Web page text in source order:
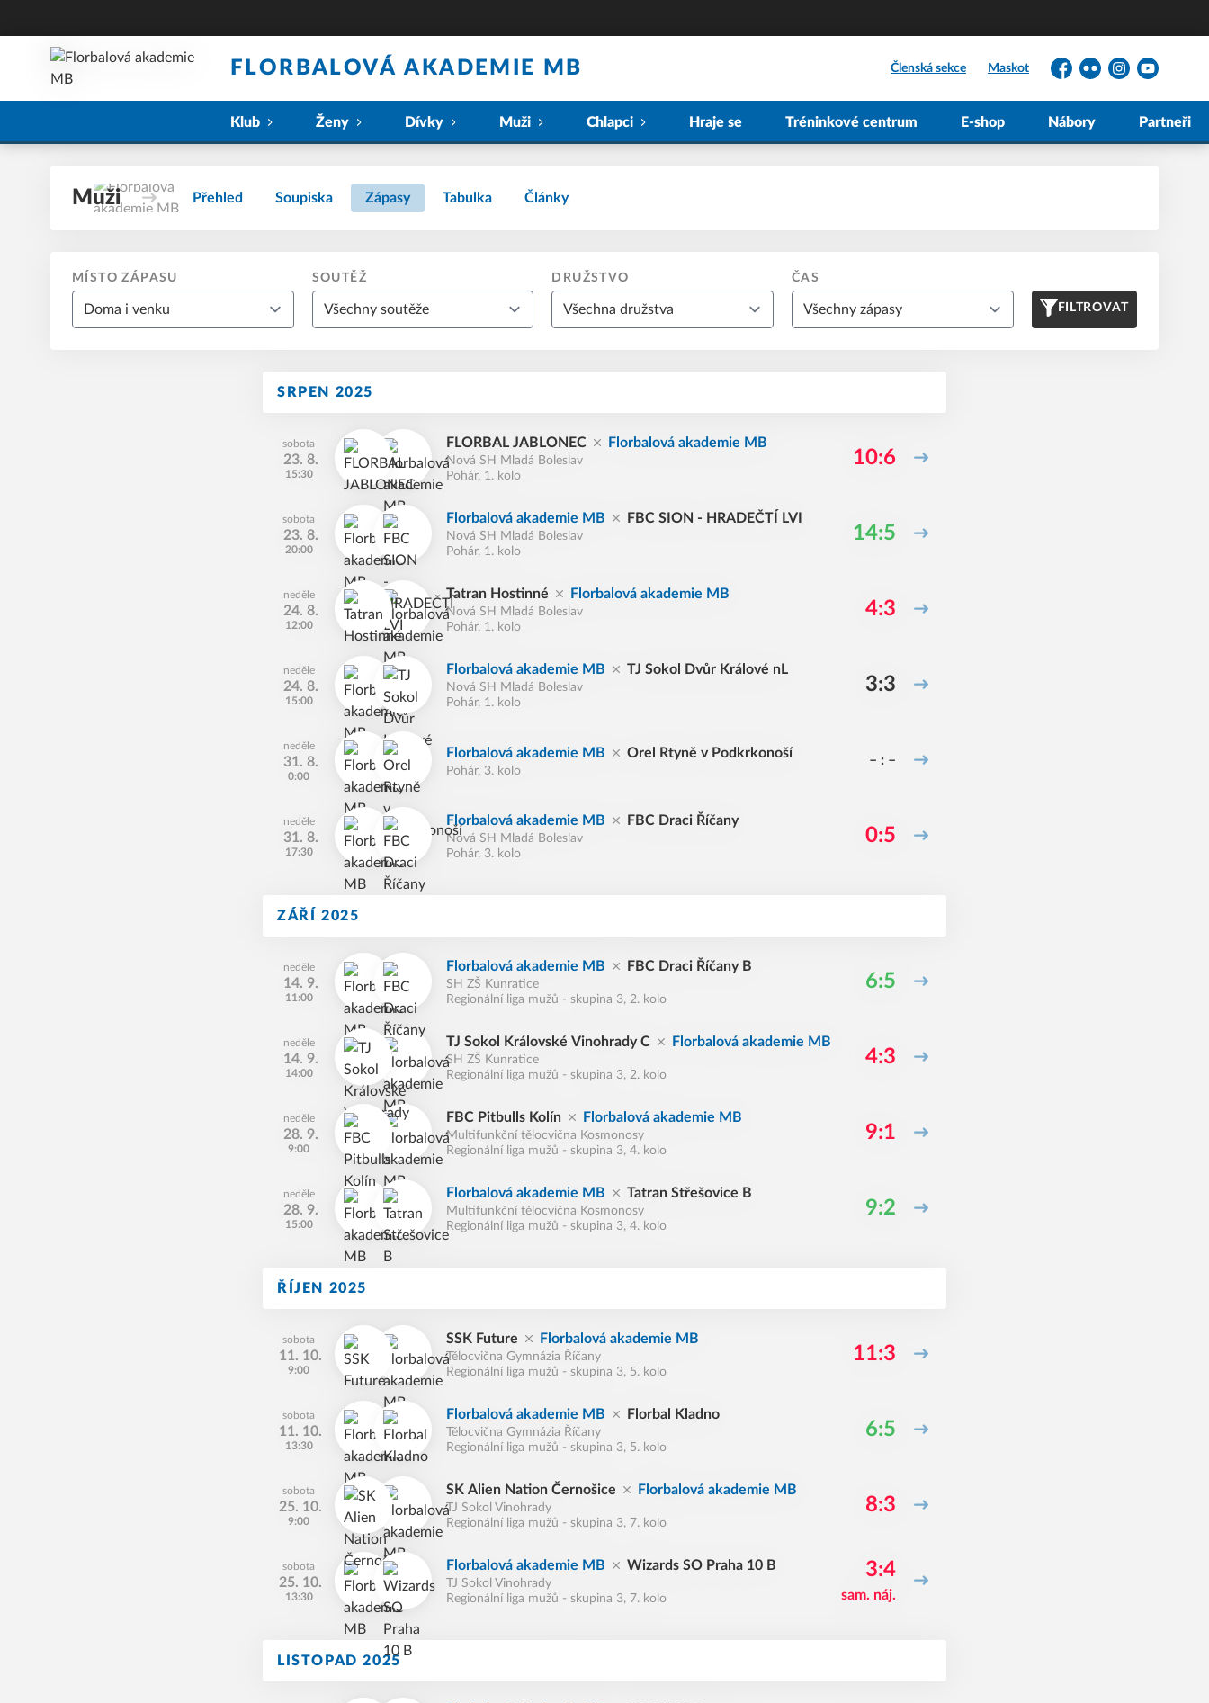
FLORBALOVÁ AKADEMIE MB Členská sekce Maskot
Facebook
FlickrInstagramYouTube
Klub Ženy Dívky Muži Chlapci Hraje se Tréninkové centrum E-shop Nábory Partneři
Muži Přehled Soupiska Zápasy Tabulka Články
MÍSTO ZÁPASU SOUTĚŽ DRUŽSTVO ČAS
FILTROVAT
SRPEN 2025
sobota
23. 8.
15:30
FLORBAL JABLONEC Florbalová akademie MB
Nová SH Mladá Boleslav
Pohár, 1. kolo
10:6
sobota
23. 8.
20:00
Florbalová akademie MB FBC SION - HRADEČTÍ LVI
Nová SH Mladá Boleslav
Pohár, 1. kolo
14:5
neděle
24. 8.
12:00
Tatran Hostinné Florbalová akademie MB
Nová SH Mladá Boleslav
Pohár, 1. kolo
4:3
neděle
24. 8.
15:00
Florbalová akademie MB TJ Sokol Dvůr Králové nL
Nová SH Mladá Boleslav
Pohár, 1. kolo
3:3
neděle
31. 8.
0:00
Florbalová akademie MB Orel Rtyně v Podkrkonoší
Pohár, 3. kolo
– : –
neděle
31. 8.
17:30
Florbalová akademie MB FBC Draci Říčany
Nová SH Mladá Boleslav
Pohár, 3. kolo
0:5
ZÁŘÍ 2025
neděle
14. 9.
11:00
Florbalová akademie MB FBC Draci Říčany B
SH ZŠ Kunratice
Regionální liga mužů - skupina 3, 2. kolo
6:5
neděle
14. 9.
14:00
TJ Sokol Královské Vinohrady C Florbalová akademie MB
SH ZŠ Kunratice
Regionální liga mužů - skupina 3, 2. kolo
4:3
neděle
28. 9.
9:00
FBC Pitbulls Kolín Florbalová akademie MB
Multifunkční tělocvična Kosmonosy
Regionální liga mužů - skupina 3, 4. kolo
9:1
neděle
28. 9.
15:00
Florbalová akademie MB Tatran Střešovice B
Multifunkční tělocvična Kosmonosy
Regionální liga mužů - skupina 3, 4. kolo
9:2
ŘÍJEN 2025
sobota
11. 10.
9:00
SSK Future Florbalová akademie MB
Tělocvična Gymnázia Říčany
Regionální liga mužů - skupina 3, 5. kolo
11:3
sobota
11. 10.
13:30
Florbalová akademie MB Florbal Kladno
Tělocvična Gymnázia Říčany
Regionální liga mužů - skupina 3, 5. kolo
6:5
sobota
25. 10.
9:00
SK Alien Nation Černošice Florbalová akademie MB
TJ Sokol Vinohrady
Regionální liga mužů - skupina 3, 7. kolo
8:3
sobota
25. 10.
13:30
Florbalová akademie MB Wizards SO Praha 10 B
TJ Sokol Vinohrady
Regionální liga mužů - skupina 3, 7. kolo
3:4
sam. náj.
LISTOPAD 2025